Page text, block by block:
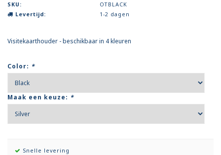
SKU:
OTBLACK
Levertijd:
1-2 dagen
Visitekaarthouder - beschikbaar in 4 kleuren
Color: *
Maak een keuze: *
Snelle levering